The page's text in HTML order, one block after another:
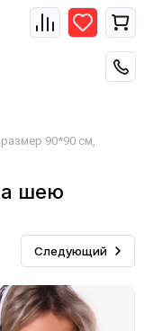
90*90 см,
шею
Следующий